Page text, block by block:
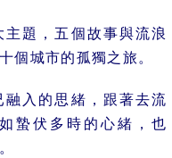
題，五個故事與流浪
個城市的孤獨之旅。
入的思緒，跟著去流
蟄伏多時的心緒，也